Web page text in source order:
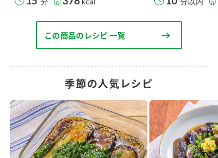
この商品のレシピ 一覧
季節の人気レシピ